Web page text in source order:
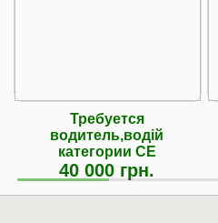
Требуется
водитель,водій
категории СЕ
40 000 грн.